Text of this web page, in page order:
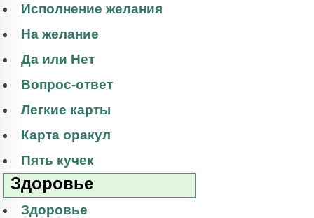
Исполнение желания
На желание
Да или Нет
Вопрос-ответ
Легкие карты
Карта оракул
Пять кучек
Здоровье
Здоровье